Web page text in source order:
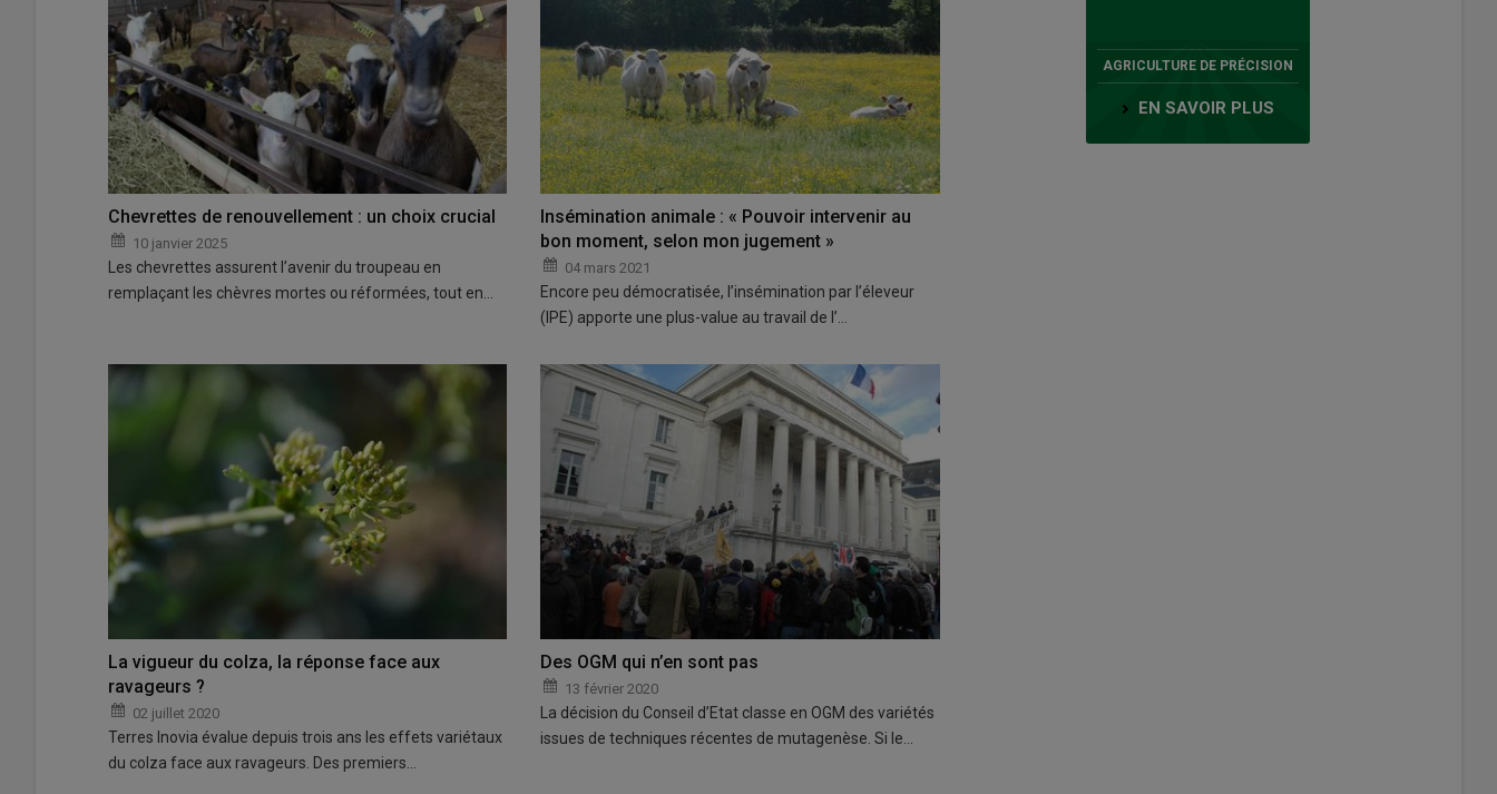
Chevrettes de renouvellement : un choix crucial
10 janvier 2025
Les chevrettes assurent l’avenir du troupeau en
remplaçant les chèvres mortes ou réformées, tout en…
Insémination animale : « Pouvoir intervenir au
bon moment, selon mon jugement »
04 mars 2021
Encore peu démocratisée, l’insémination par l’éleveur
(IPE) apporte une plus-value au travail de l’…
La vigueur du colza, la réponse face aux
ravageurs ?
02 juillet 2020
Terres Inovia évalue depuis trois ans les effets variétaux
du colza face aux ravageurs. Des premiers…
Des OGM qui n’en sont pas
13 février 2020
La décision du Conseil d’Etat classe en OGM des variétés
issues de techniques récentes de mutagenèse. Si le…
AGRICULTURE DE PRÉCISION
EN SAVOIR PLUS